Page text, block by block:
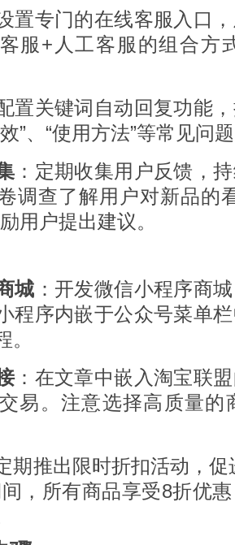
置专门的在线客服入口
服+人工客服的组合方
置关键词自动回复功能
”、“使用方法”等常见问
：定期收集用户反馈，
调查了解用户对新品的
用户提出建议。
城 ：开发微信小程序商
程序内嵌于公众号菜单
：在文章中嵌入淘宝联
易。注意选择高质量的
期推出限时折扣活动，
，所有商品享受8折优